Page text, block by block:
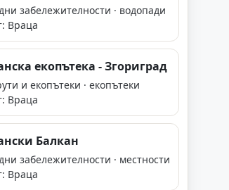
забележителности · водопади
Враца
екопътека - Згориград
и екопътеки · екопътеки
Враца
Балкан
забележителности · местности
Враца